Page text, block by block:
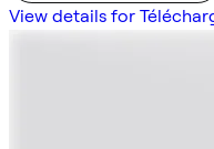
View details for